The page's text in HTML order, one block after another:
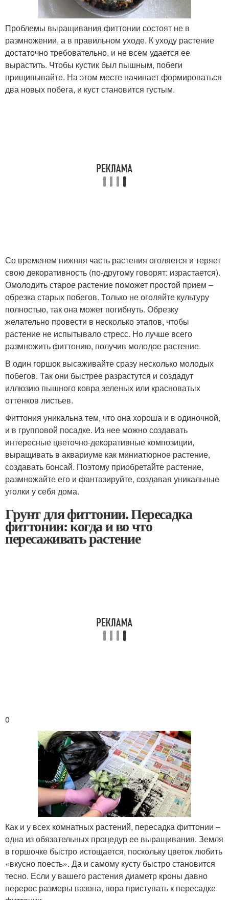
Проблемы выращивания фиттонии состоят не в
размножении, а в правильном уходе. К уходу растение
достаточно требовательно, и не всем удается ее
вырастить. Чтобы кустик был пышным, побеги
прищипывайте. На этом месте начинает формироваться
два новых побега, и куст становится густым.
Со временем нижняя часть растения оголяется и теряет
свою декоративность (по-другому говорят: израстается).
Омолодить старое растение поможет простой прием –
обрезка старых побегов. Только не оголяйте культуру
полностью, так она может погибнуть. Обрезку
желательно провести в несколько этапов, чтобы
растение не испытывало стресс. Но лучше всего
размножить фиттонию, получив молодое растение.
В один горшок высаживайте сразу несколько молодых
побегов. Так они быстрее разрастутся и создадут
иллюзию пышного ковра зеленых или красноватых
оттенков листьев.
Фиттония уникальна тем, что она хороша и в одиночной,
и в групповой посадке. Из нее можно создавать
интересные цветочно-декоративные композиции,
выращивать в аквариуме как миниатюрное растение,
создавать бонсай. Поэтому приобретайте растение,
размножайте его и фантазируйте, создавая уникальные
уголки у себя дома.
Грунт для фиттонии. Пересадка
фиттонии: когда и во что
пересаживать растение
0
Как и у всех комнатных растений, пересадка фиттонии –
одна из обязательных процедур ее выращивания. Земля
в горшочке быстро истощается, поскольку цветок любить
«вкусно поесть». Да и самому кусту быстро становится
тесно. Если у вашего растения диаметр кроны давно
перерос размеры вазона, пора приступать к пересадке